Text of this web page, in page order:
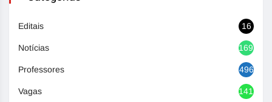
Editais 16
Notícias 1692
Professores 496
Vagas 1417